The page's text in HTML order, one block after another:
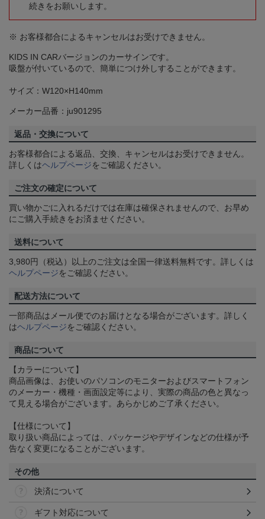
続きをお願いします。
※ お客様都合によるキャンセルはお受けできません。
KIDS IN CARバージョンのカーサインです。
吸盤が付いているので、簡単につけ外しすることができます。
サイズ：W120×H140mm
メーカー品番：ju901295
返品・交換について
お客様都合による返品、交換、キャンセルはお受けできません。
詳しくはヘルプページをご確認ください。
ご注文の確定について
買い物かごに入れるだけでは在庫は確保されませんので、お早め
にご購入手続きをお済ませください。
送料について
3,980円（税込）以上のご注文は全国一律送料無料です。詳しくは
ヘルプページをご確認ください。
配送方法について
一部商品はメール便でのお届けとなる場合がございます。詳しく
はヘルプページをご確認ください。
商品について
【カラーについて】
商品画像は、お使いのパソコンのモニターおよびスマートフォン
のメーカー・機種・画面設定等により、実際の商品の色と異なっ
て見える場合がございます。あらかじめご了承ください。
【仕様について】
取り扱い商品によっては、パッケージやデザインなどの仕様が予
告なく変更になることがございます。
その他
決済について
ギフト対応について